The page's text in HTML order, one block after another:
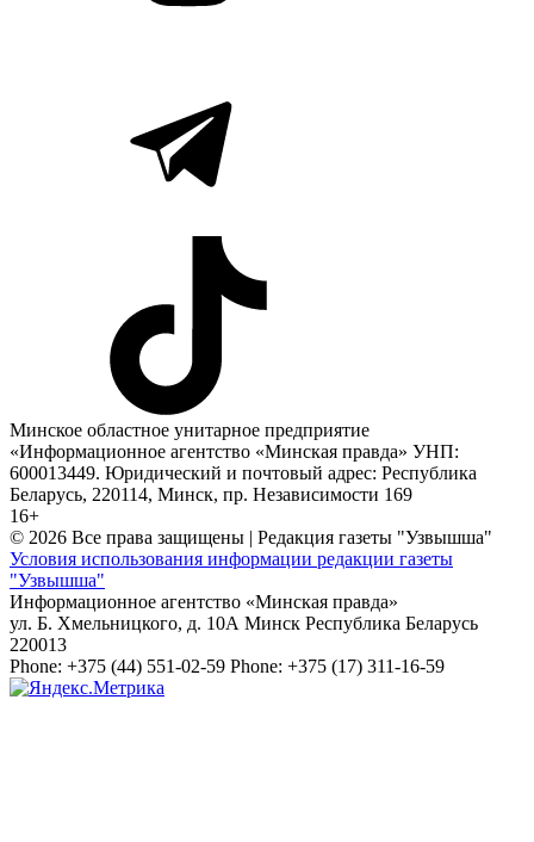
Минское областное унитарное предприятие
«Информационное агентство «Минская правда» УНП:
600013449. Юридический и почтовый адрес: Республика
Беларусь, 220114, Минск, пр. Независимости 169
16+
© 2026 Все права защищены | Редакция газеты "Узвышша"
Условия использования информации редакции газеты
"Узвышша"
Информационное агентство «Минская правда»
ул. Б. Хмельницкого, д. 10А Минск Республика Беларусь
220013
Phone: +375 (44) 551-02-59 Phone: +375 (17) 311-16-59